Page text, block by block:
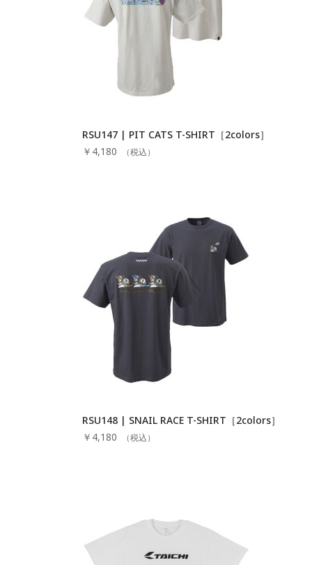
RSU147 | PIT CATS T-SHIRT［2colors］
￥4,180
（税込）
RSU148 | SNAIL RACE T-SHIRT［2colors］
￥4,180
（税込）